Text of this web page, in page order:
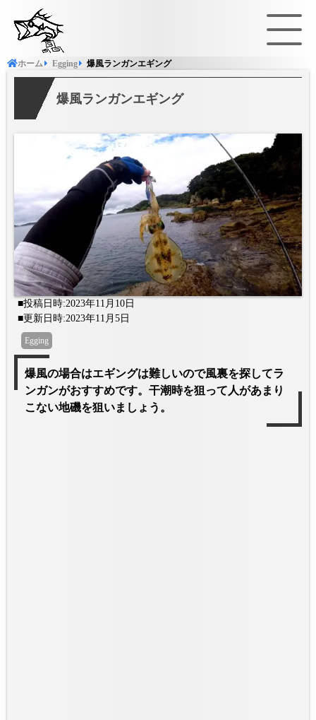
Top water
Mevering
アオリイカ キ
メバル
ホーム Egging 爆風ランガンエギング
爆風ランガンエギング
■投稿日時:2023年11月10日
■更新日時:2023年11月5日
Egging
爆風の場合はエギングは難しいので風裏を探してラ
ンガンがおすすめです。干潮時を狙って人があまり
こない地磯を狙いましょう。